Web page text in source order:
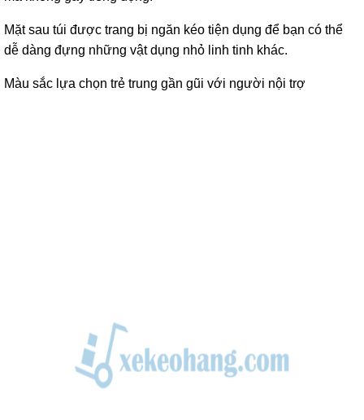
Mặt sau túi được trang bị ngăn kéo tiện dụng để bạn có thể
dễ dàng đựng những vật dụng nhỏ linh tinh khác.
Màu sắc lựa chọn trẻ trung gần gũi với người nội trợ